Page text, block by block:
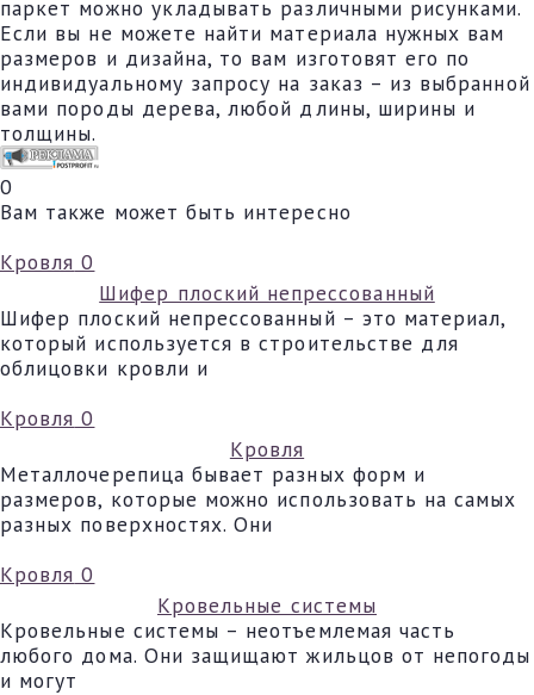
паркет можно укладывать различными рисунками.
Если вы не можете найти материала нужных вам
размеров и дизайна, то вам изготовят его по
индивидуальному запросу на заказ – из выбранной
вами породы дерева, любой длины, ширины и
толщины.
0
Вам также может быть интересно
Кровля 0
Шифер плоский непрессованный
Шифер плоский непрессованный – это материал,
который используется в строительстве для
облицовки кровли и
Кровля 0
Кровля
Металлочерепица бывает разных форм и
размеров, которые можно использовать на самых
разных поверхностях. Они
Кровля 0
Кровельные системы
Кровельные системы – неотъемлемая часть
любого дома. Они защищают жильцов от непогоды
и могут